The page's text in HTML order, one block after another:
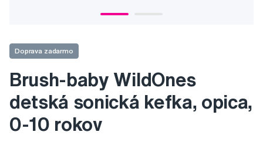
Doprava zadarmo
Brush-baby WildOnes
detská sonická kefka, opica,
0-10 rokov